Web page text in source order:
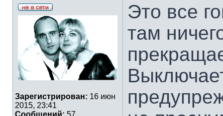
Зарегистрирован: 16 июн
2015, 23:41
Сообщений: 57
Это все
там